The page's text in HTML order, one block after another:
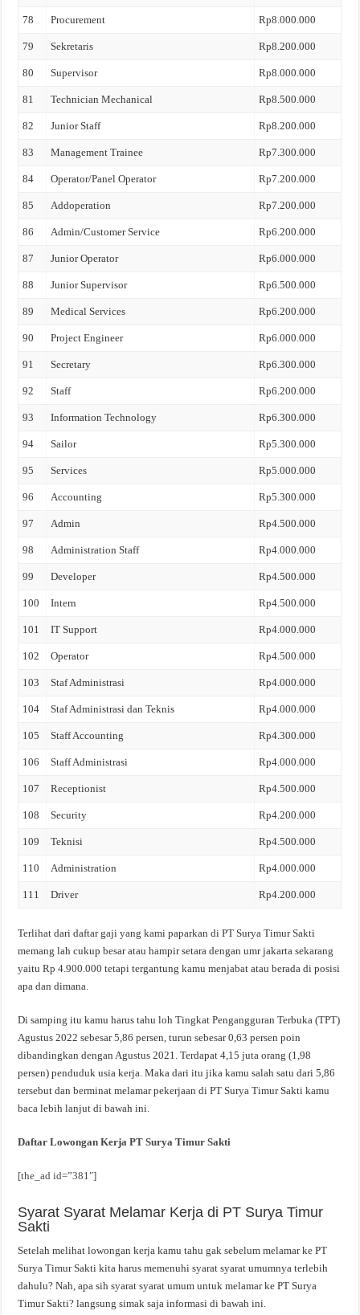
78 Procurement Rp8.000.000
79 Sekretaris Rp8.200.000
80 Supervisor Rp8.000.000
81 Technician Mechanical Rp8.500.000
82 Junior Staff Rp8.200.000
83 Management Trainee Rp7.300.000
84 Operator/Panel Operator Rp7.200.000
85 Addoperation Rp7.200.000
86 Admin/Customer Service Rp6.200.000
87 Junior Operator Rp6.000.000
88 Junior Supervisor Rp6.500.000
89 Medical Services Rp6.200.000
90 Project Engineer Rp6.000.000
91 Secretary Rp6.300.000
92 Staff Rp6.200.000
93 Information Technology Rp6.300.000
94 Sailor Rp5.300.000
95 Services Rp5.000.000
96 Accounting Rp5.300.000
97 Admin Rp4.500.000
98 Administration Staff Rp4.000.000
99 Developer Rp4.500.000
100 Intern Rp4.500.000
101 IT Support Rp4.000.000
102 Operator Rp4.500.000
103 Staf Administrasi Rp4.000.000
104 Staf Administrasi dan Teknis Rp4.000.000
105 Staff Accounting Rp4.300.000
106 Staff Administrasi Rp4.000.000
107 Receptionist Rp4.500.000
108 Security Rp4.200.000
109 Teknisi Rp4.500.000
110 Administration Rp4.000.000
111 Driver Rp4.200.000
Terlihat dari daftar gaji yang kami paparkan di PT Surya Timur Sakti
memang lah cukup besar atau hampir setara dengan umr jakarta sekarang
yaitu Rp 4.900.000 tetapi tergantung kamu menjabat atau berada di posisi
apa dan dimana.
Di samping itu kamu harus tahu loh Tingkat Pengangguran Terbuka (TPT)
Agustus 2022 sebesar 5,86 persen, turun sebesar 0,63 persen poin
dibandingkan dengan Agustus 2021. Terdapat 4,15 juta orang (1,98
persen) penduduk usia kerja. Maka dari itu jika kamu salah satu dari 5,86
tersebut dan berminat melamar pekerjaan di PT Surya Timur Sakti kamu
baca lebih lanjut di bawah ini.
Daftar Lowongan Kerja PT Surya Timur Sakti
[the_ad id=”381″]
Syarat Syarat Melamar Kerja di PT Surya Timur
Sakti
Setelah melihat lowongan kerja kamu tahu gak sebelum melamar ke PT
Surya Timur Sakti kita harus memenuhi syarat syarat umumnya terlebih
dahulu? Nah, apa sih syarat syarat umum untuk melamar ke PT Surya
Timur Sakti? langsung simak saja informasi di bawah ini.